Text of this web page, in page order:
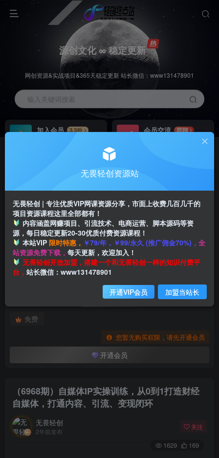
源创文化 ∞ 稳定更新
网创资源&实战项目&365天稳定更新 站长微信：www131478901
输入关键词搜索
加入会员
3.3折
会员交流
群聊
推广返佣高达70%
首页 创业课程 会员专属 正文
此内容为付费阅读，请付费后查看
会员专属资源
免费
您暂无购买权限，请先开通会员
开通会员
付费阅读
（6968期）自媒体IP实操训练，从0到1打造财经
自媒体，打通内容、引流、变现闭环
无畏轻创
2年前发布
关注
1629 169
无畏轻创资源站
无畏轻创 | 专注优质VIP网课资源分享，市面上收费几百几千的
项目资源课程这里全部都有！
内容涵盖网赚项目、引流技术、电商运营、脚本源码等资
源，每日稳定更新20-30优质付费资源课程！
本站VIP 限时特惠， ￥79/年，￥99/永久 (推广佣金70%)， 全
站资源免费下载， 每天更新，欢迎加入！
无畏轻创开放加盟，搭建一个和无畏轻创一样的知识付费平
台， 站长微信：www131478901
开通VIP会员 加盟当站长